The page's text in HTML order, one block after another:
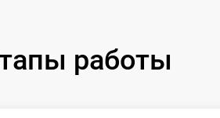
работы